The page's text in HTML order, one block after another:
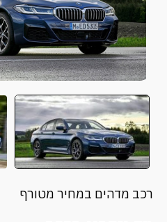
רכב מדהים במחיר מטורף